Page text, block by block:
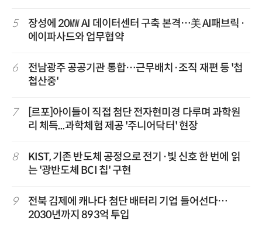
5
장성에 20㎿ AI 데이터센터 구축 본격…美 AI패브릭·
에이파사드와 업무협약
6
전남광주 공공기관 통합…근무배치·조직 재편 등 '첩
첩산중'
7
[르포]아이들이 직접 첨단 전자현미경 다루며 과학원
리 체득...과학체험 제공 '주니어닥터' 현장
8
KIST, 기존 반도체 공정으로 전기·빛 신호 한 번에 읽
는 '광반도체 BCI 칩' 구현
9
전북 김제에 캐나다 첨단 배터리 기업 들어선다…
2030년까지 893억 투입